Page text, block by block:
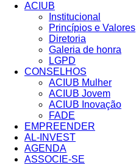
ACIUB
Institucional
Princípios e Valores​
Diretoria
Galeria de honra
LGPD
CONSELHOS
ACIUB Mulher
ACIUB Jovem
ACIUB Inovação
FADE
EMPREENDER
AL-INVEST
AGENDA
ASSOCIE-SE